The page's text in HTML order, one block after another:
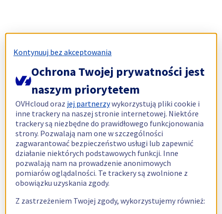
Kontynuuj bez akceptowania
Ochrona Twojej prywatności jest
naszym priorytetem
OVHcloud oraz jej partnerzywykorzystują pliki cookie i
inne trackery na naszej stronie internetowej. Niektóre
trackery są niezbędne do prawidłowego funkcjonowania
strony. Pozwalają nam one w szczególności
zagwarantować bezpieczeństwo usługi lub zapewnić
działanie niektórych podstawowych funkcji. Inne
pozwalają nam na prowadzenie anonimowych
pomiarów oglądalności. Te trackery są zwolnione z
obowiązku uzyskania zgody.
Z zastrzeżeniem Twojej zgody, wykorzystujemy również: